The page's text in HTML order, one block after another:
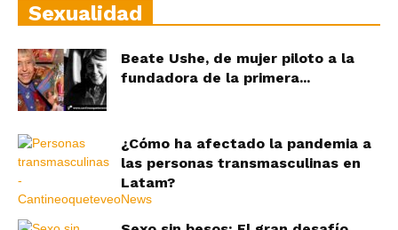
Sexualidad
Beate Ushe, de mujer piloto a la
fundadora de la primera...
¿Cómo ha afectado la pandemia a
las personas transmasculinas en
Latam?